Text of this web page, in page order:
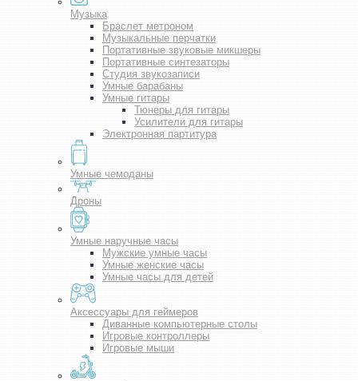
Музыка
Браслет метроном
Музыкальные перчатки
Портативные звуковые микшеры
Портативные синтезаторы
Студия звукозаписи
Умные барабаны
Умные гитары
Тюнеры для гитары
Усилители для гитары
Электронная партитура
Умные чемоданы
Дроны
Умные наручные часы
Мужские умные часы
Умные женские часы
Умные часы для детей
Аксессуары для геймеров
Диванные компьютерные столы
Игровые контроллеры
Игровые мыши